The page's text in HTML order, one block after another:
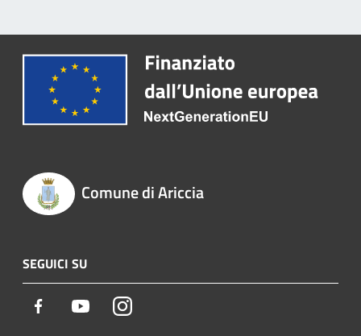
Comune di Ariccia
SEGUICI SU
Facebook YoutubeInstagram